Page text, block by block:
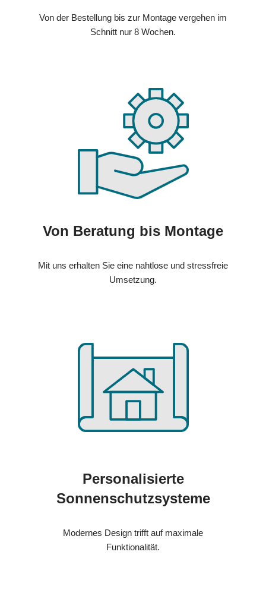
Von der Bestellung bis zur Montage vergehen im
Schnitt nur 8 Wochen.
Von Beratung bis Montage
Mit uns erhalten Sie eine nahtlose und stressfreie
Umsetzung.
Personalisierte
Sonnenschutzsysteme
Modernes Design trifft auf maximale
Funktionalität.